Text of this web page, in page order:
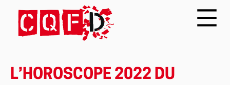
L’HOROSCOPE 2022 DU